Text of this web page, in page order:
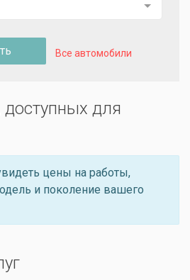
Все автомобили
доступных для
цены на работы,
и поколение вашего